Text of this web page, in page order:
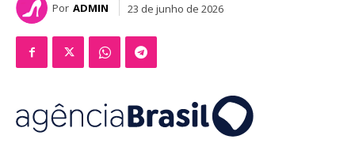
Por ADMIN 23 de junho de 2026